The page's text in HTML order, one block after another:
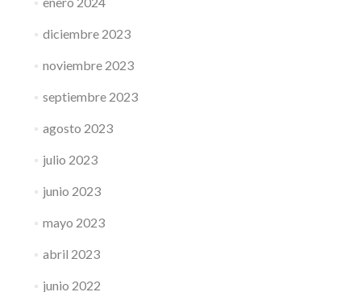
diciembre 2023
noviembre 2023
septiembre 2023
agosto 2023
julio 2023
junio 2023
mayo 2023
abril 2023
junio 2022